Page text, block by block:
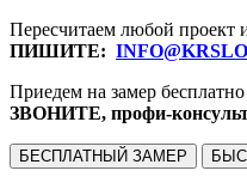
Пересчитаем любой проект
ПИШИТЕ:
Приедем на замер
ЗВОНИТЕ, профи-
БЕСПЛАТНЫЙ ЗАМЕР